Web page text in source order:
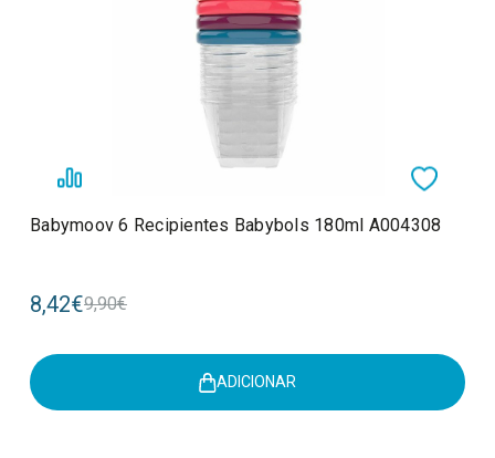
Babymoov 6 Recipientes Babybols 180ml A004308
8,42€9,90€
ADICIONAR